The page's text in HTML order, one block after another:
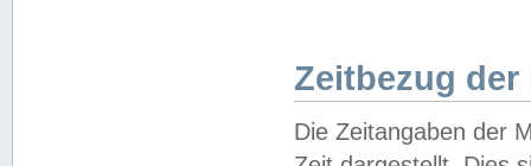
Zeitbezug der
Die Zeitangaben der